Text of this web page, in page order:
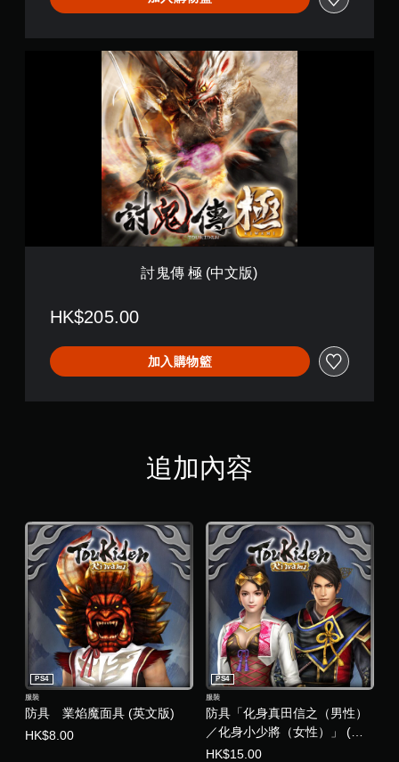
討鬼傳 極 (中文版)
HK$205.00
加入購物籃
追加內容
防具 業焰魔面具 (英文版)
PS4
服裝
HK$8.00
防具「化身真田信之（男性）
／化身小少將（女性）」 (英
文版)
PS4
服裝
HK$15.00